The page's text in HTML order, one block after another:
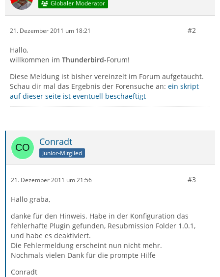
Globaler Moderator
21. Dezember 2011 um 18:21 #2
Hallo,
willkommen im Thunderbird-Forum!
Diese Meldung ist bisher vereinzelt im Forum aufgetaucht.
Schau dir mal das Ergebnis der Forensuche an: ein skript
auf dieser seite ist eventuell beschaeftigt
Conradt
Junior-Mitglied
21. Dezember 2011 um 21:56 #3
Hallo graba,
danke für den Hinweis. Habe in der Konfiguration das
fehlerhafte Plugin gefunden, Resubmission Folder 1.0.1,
und habe es deaktiviert.
Die Fehlermeldung erscheint nun nicht mehr.
Nochmals vielen Dank für die prompte Hilfe
Conradt